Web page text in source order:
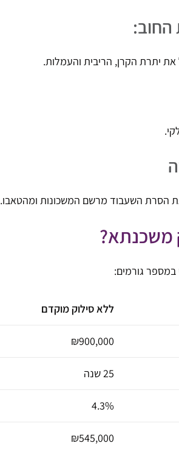
יתרת הקרן, הריבית והעמלות.
הסרת השעבוד מרשם המשכונות ומהטאבו.
משכנתא?
במספר גורמים:
ללא סילוק מוקדם
₪900,000
25 שנה
4.3%
₪545,000